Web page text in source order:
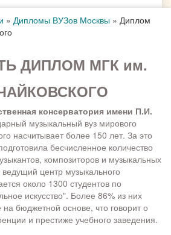
» Дипломы ВУЗов Москвы » Диплом
ДИПЛОМ МГК им.
консерватория имени П.И.
музыкальный вуз мирового
насчитывает более 150 лет. За это
бесчисленное количество
композиторов и музыкальных
центр музыкального
около 1300 студентов по
искусство". Более 86% из них
бюджетной основе, что говорит о
и престиже учебного заведения.